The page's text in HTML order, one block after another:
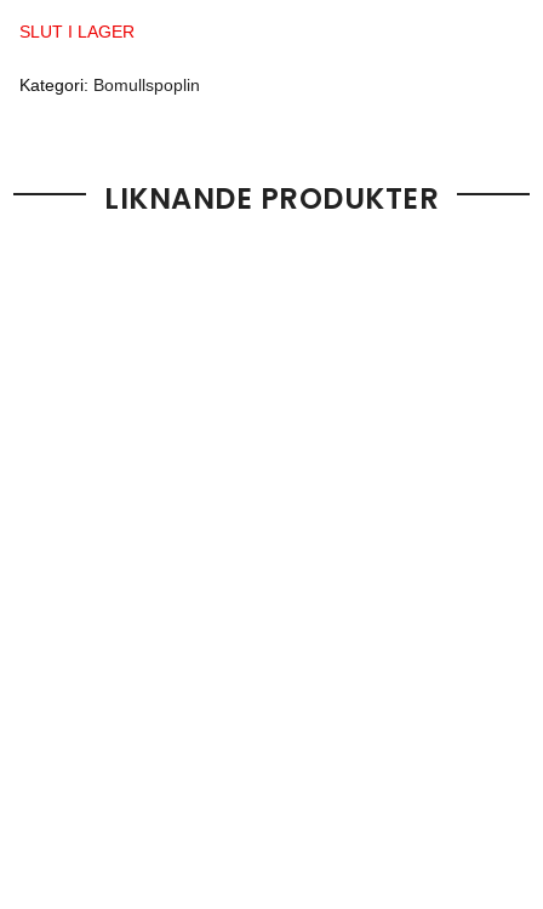
SLUT I LAGER
Kategori: Bomullspoplin
LIKNANDE PRODUKTER